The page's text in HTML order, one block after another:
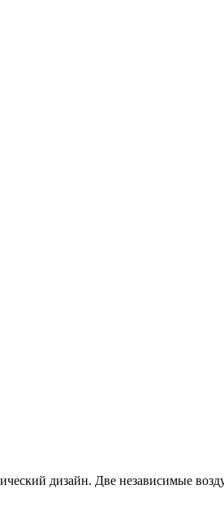
дизайн. Две независимые